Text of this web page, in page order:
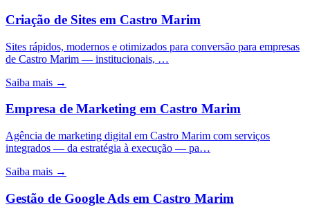
Criação de Sites em Castro Marim
Sites rápidos, modernos e otimizados para conversão para empresas
de Castro Marim — institucionais, …
Saiba mais →
Empresa de Marketing em Castro Marim
Agência de marketing digital em Castro Marim com serviços
integrados — da estratégia à execução — pa…
Saiba mais →
Gestão de Google Ads em Castro Marim